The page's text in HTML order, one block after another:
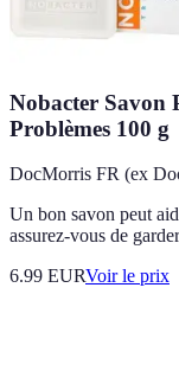
Nobacter Savon
Problèmes 100 g
DocMorris FR (ex
Un bon savon peut
assurez-vous de
6.99 EURVoir le prix